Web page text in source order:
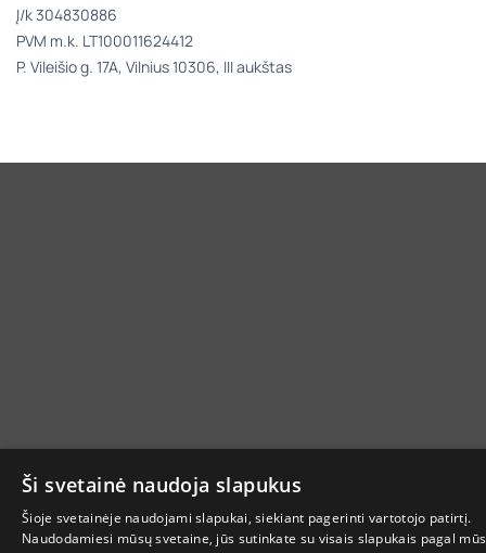
Į/k 304830886
PVM m.k. LT100011624412
P. Vileišio g. 17A, Vilnius 10306, III aukštas
Ši svetainė naudoja slapukus
Šioje svetainėje naudojami slapukai, siekiant pagerinti vartotojo patirtį.
Naudodamiesi mūsų svetaine, jūs sutinkate su visais slapukais pagal